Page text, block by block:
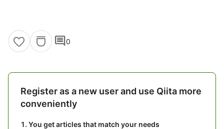
comment0
Register as a new user and use Qiita more
conveniently
You get articles that match your needs